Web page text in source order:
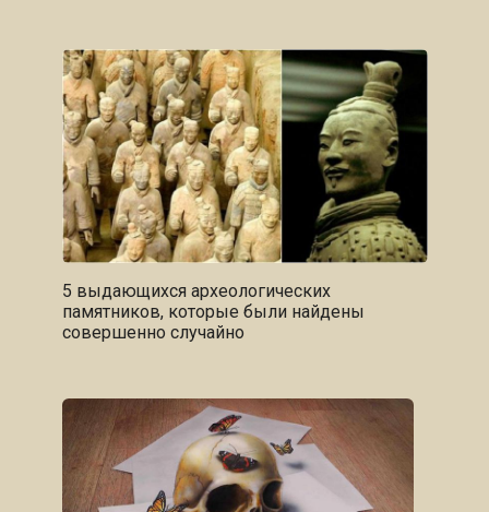
5 выдающихся археологических
памятников, которые были найдены
совершенно случайно